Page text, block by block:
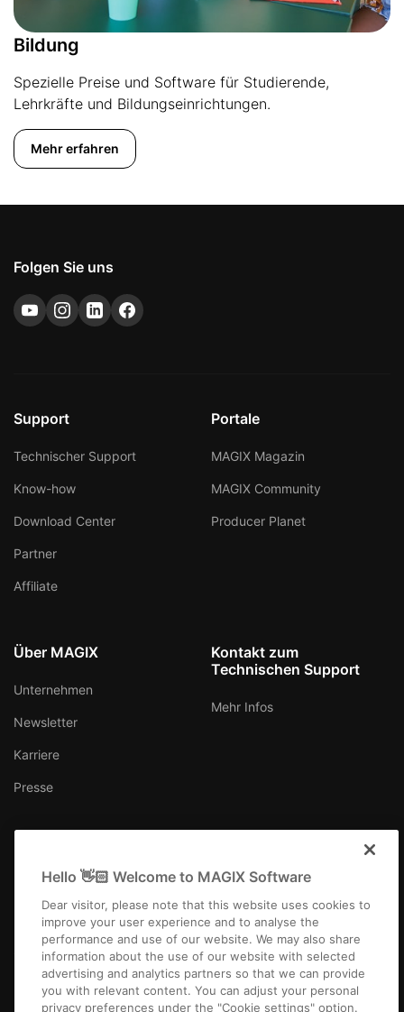
Bildung
Spezielle Preise und Software für Studierende,
Lehrkräfte und Bildungseinrichtungen.
Mehr erfahren
Folgen Sie uns
Support
Technischer Support
Know-how
Download Center
Partner
Affiliate
Portale
MAGIX Magazin
MAGIX Community
Producer Planet
Über MAGIX
Unternehmen
Newsletter
Karriere
Presse
Kontakt zum
Technischen Support
Mehr Infos
Impressum Gewinnspiel AGBDatenschutz Cookie-Einstellungen
Hello 👋🏻 Welcome to MAGIX Software
Dear visitor, please note that this website uses cookies to
improve your user experience and to analyse the
performance and use of our website. We may also share
information about the use of our website with selected
advertising and analytics partners so that we can provide
you with relevant content. You can adjust your personal
privacy preferences under the "Cookie settings" option.